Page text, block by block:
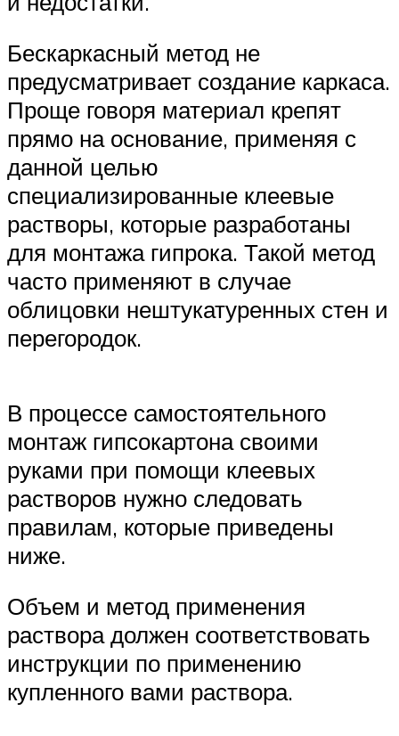
Бескаркасный метод не
предусматривает создание каркаса.
Проще говоря материал крепят
прямо на основание, применяя с
данной целью
специализированные клеевые
растворы, которые разработаны
для монтажа гипрока. Такой метод
часто применяют в случае
облицовки нештукатуренных стен и
перегородок.
В процессе самостоятельного
монтаж гипсокартона своими
руками при помощи клеевых
растворов нужно следовать
правилам, которые приведены
ниже.
Объем и метод применения
раствора должен соответствовать
инструкции по применению
купленного вами раствора.